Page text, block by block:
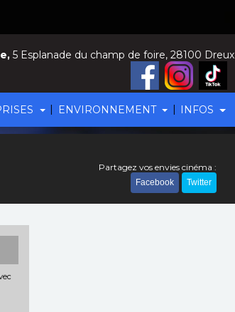
| ENVIRONNEMENT | INFOS
5 Esplanade du champ de foire, 28100 Dreux
Partagez vos envies cinéma :
Facebook Twitter